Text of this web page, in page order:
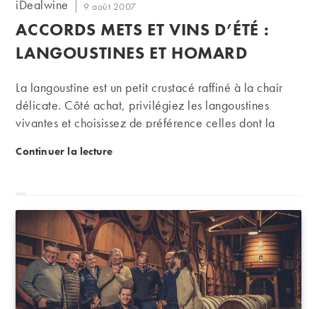
la
publication :
iDealwine
Publication
publiée :
9 août 2007
ACCORDS METS ET VINS D’ÉTÉ :
LANGOUSTINES ET HOMARD
La langoustine est un petit crustacé raffiné à la chair
délicate. Côté achat, privilégiez les langoustines
vivantes et choisissez de préférence celles dont la
elles resteront plus fermes et elles se retireront mieux
cas, faire bouillir de l'eau salée dans un grand fait-tout
et y jeter les langoustines. Attendre la première
ébullition et les sortir à la passoire. Froides avec un
peu de mayonnaise,…
Continuer la lectureAccords mets et vins d’été : langoustines et homard